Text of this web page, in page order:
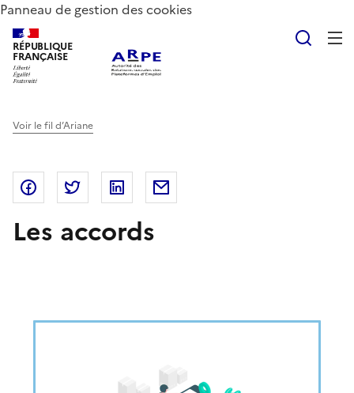
Panneau de gestion des cookies
RÉPUBLIQUE
FRANÇAISE
Voir le fil d’Ariane
Partager sur Facebook
Partager sur Twitter
Partager sur LinkedIn
Les accords